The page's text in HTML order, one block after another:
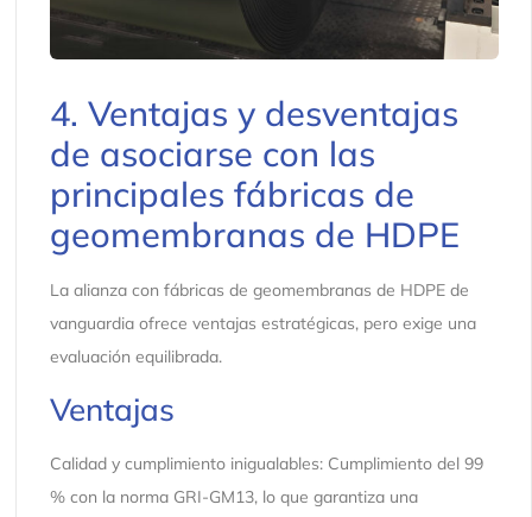
4. Ventajas y desventajas
de asociarse con las
principales fábricas de
geomembranas de HDPE
La alianza con fábricas de geomembranas de HDPE de
vanguardia ofrece ventajas estratégicas, pero exige una
evaluación equilibrada.
Ventajas
Calidad y cumplimiento inigualables: Cumplimiento del 99
% con la norma GRI-GM13, lo que garantiza una